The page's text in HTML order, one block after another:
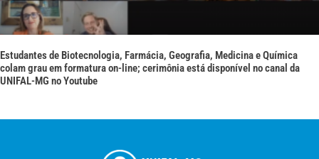
Estudantes de Biotecnologia, Farmácia, Geografia, Medicina e Química
colam grau em formatura on-line; cerimônia está disponível no canal da
UNIFAL-MG no Youtube